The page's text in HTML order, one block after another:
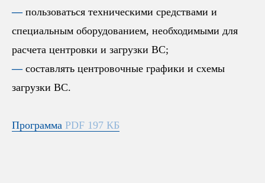
—пользоваться техническими средствами и
специальным оборудованием, необходимыми для
расчета центровки и загрузки ВС;
—составлять центровочные графики и схемы
загрузки ВС.
Программа PDF 197 КБ